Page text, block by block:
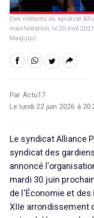
Des militants du syndicat
manifestation, le 20 avril
Maxppp)
Par Actu17
Le lundi 22 juin 2026 à
Le syndicat Alliance
syndicat des
annoncé
mardi 30 juin
de l'Économie et des
XIIe arrondissement